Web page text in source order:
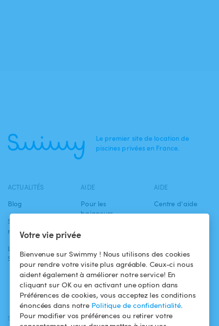
Votre vie privée
Bienvenue sur Swimmy ! Nous utilisons des cookies
pour rendre votre visite plus agréable. Ceux-ci nous
aident également à améliorer notre service! En
cliquant sur OK ou en activant une option dans
Préférences de cookies, vous acceptez les conditions
énoncées dans notre Politique de confidentialité.
Pour modifier vos préférences ou retirer votre
Le premier site de location de
piscines privées en France.
ACTUALITÉS
Blog
Swimmy dans les
médias
L'aventure
Swimmy
AIDE
Pour les
baigneurs
Louer ma piscine
Comment ça
marche ?
AIDE
Centre d'aide
confidentialité
Mentions légales
SUIVEZ-NOUS TÉLÉCHARGEZ L'APP